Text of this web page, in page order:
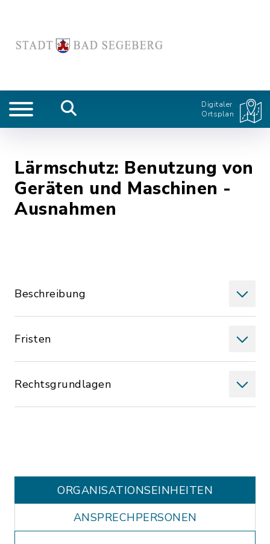
Digitaler
Ortsplan
Lärmschutz: Benutzung von
Geräten und Maschinen -
Ausnahmen
Beschreibung
Fristen
Rechtsgrundlagen
ORGANISATIONS­EINHEITEN
ANSPRECHPERSONEN